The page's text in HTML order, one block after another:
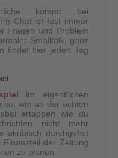
kommt bei
Chat ist fast immer
Fragen und Problem
Smalltalk, ganz
findet hier jeden Tag
im eigentlichen
so, wie an der echten
ertappen wie du
nicht mehr
akribisch durchgehst
der Zeitung
zu planen.